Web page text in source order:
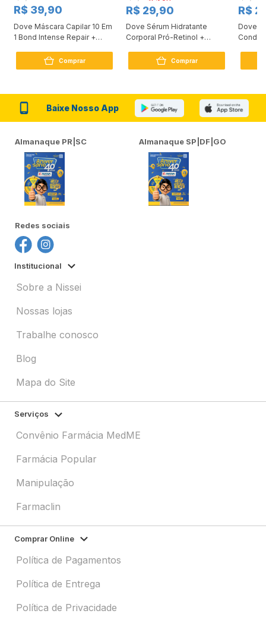
R$ 39,90
Dove Máscara Capilar 10 Em
1 Bond Intense Repair +
Comprar
R$ 29,90
Dove Sérum Hidratante
Corporal Pró-Retinol +
Comprar
R$
Dove
Baixe Nosso App
Almanaque PR|SC Almanaque SP|DF|GO
Redes sociais
Institucional
Sobre a Nissei
Nossas lojas
Trabalhe conosco
Blog
Mapa do Site
Serviços
Convênio Farmácia MedME
Farmácia Popular
Manipulação
Farmaclin
Comprar Online
Política de Pagamentos
Política de Entrega
Política de Privacidade